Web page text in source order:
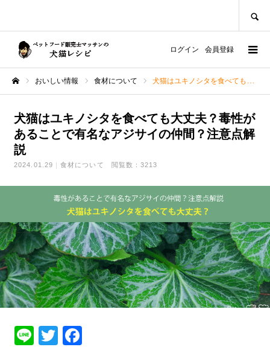
ログイン 会員登録
おいしい情報 食材について 犬猫はユキノシタを食べても大丈夫？毒性があることで有名なアジサイの仲間？注意点解説
犬猫はユキノシタを食べても大丈夫？毒性が
あることで有名なアジサイの仲間？注意点解
説
2024.01.29 食材について 閲覧数：3213
LineTwitter